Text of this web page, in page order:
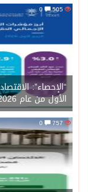
505
الأول من عام 2026
757
0